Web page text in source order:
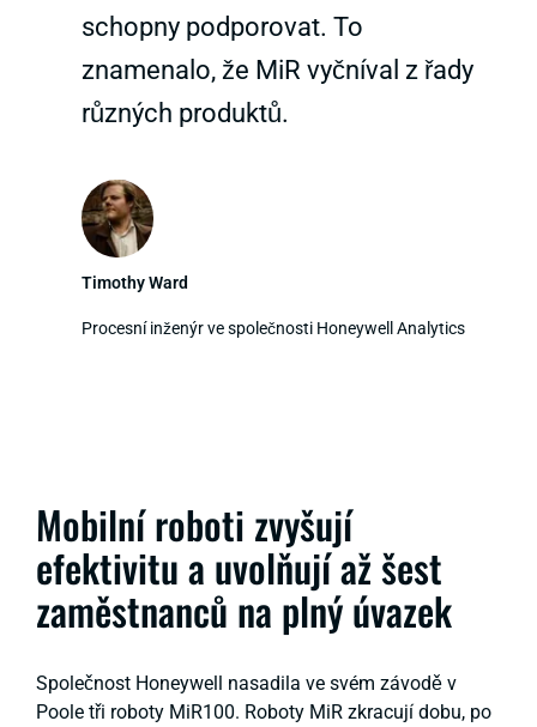
schopny podporovat. To
znamenalo, že MiR vyčníval z řady
různých produktů.
Timothy Ward
Procesní inženýr ve společnosti Honeywell Analytics
Mobilní roboti zvyšují
efektivitu a uvolňují až šest
zaměstnanců na plný úvazek
Společnost Honeywell nasadila ve svém závodě v
Poole tři roboty MiR100. Roboty MiR zkracují dobu, po